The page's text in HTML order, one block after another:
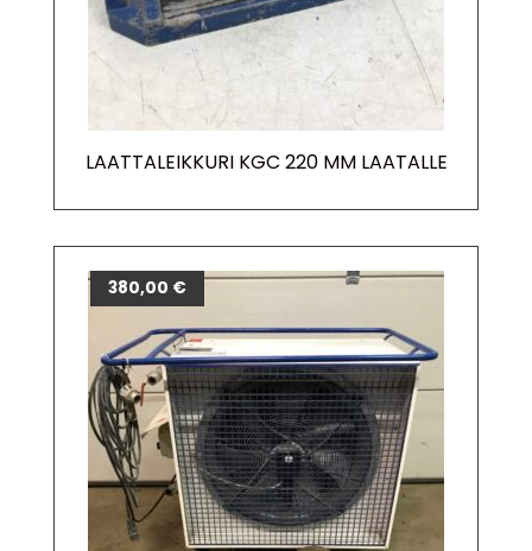
LAATTALEIKKURI KGC 220 MM LAATALLE
380,00 €